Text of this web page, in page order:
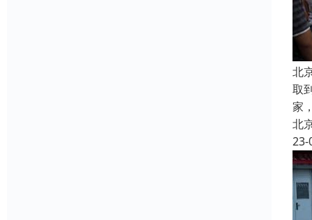
北
取
家
北
23-